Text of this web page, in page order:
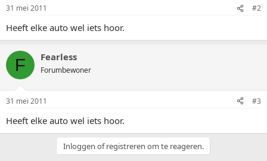
31 mei 2011 #2
Heeft elke auto wel iets hoor.
F Fearless
Forumbewoner
31 mei 2011 #3
Heeft elke auto wel iets hoor.
Inloggen of registreren om te reageren.